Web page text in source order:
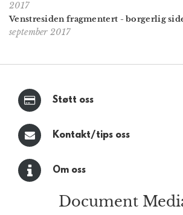
2017
Venstresiden fragmentert - borgerlig
september 2017
Støtt oss
Kontakt/tips oss
Om oss
Document